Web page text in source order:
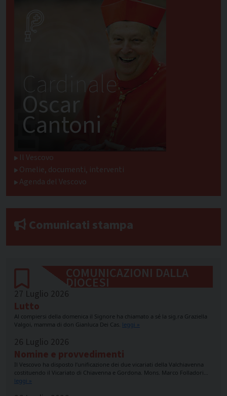
Cardinale
Oscar
Cantoni
Il Vescovo
Omelie, documenti, interventi
Agenda del Vescovo
Comunicati stampa
COMUNICAZIONI DALLA
DIOCESI
27 Luglio 2026
Lutto
Al compiersi della domenica il Signore ha chiamato a sé la sig.ra Graziella
Valgoi, mamma di don Gianluca Dei Cas. leggi »
26 Luglio 2026
Nomine e provvedimenti
Il Vescovo ha disposto l’unificazione dei due vicariati della Valchiavenna
costituendo il Vicariato di Chiavenna e Gordona. Mons. Marco Folladori…
leggi »